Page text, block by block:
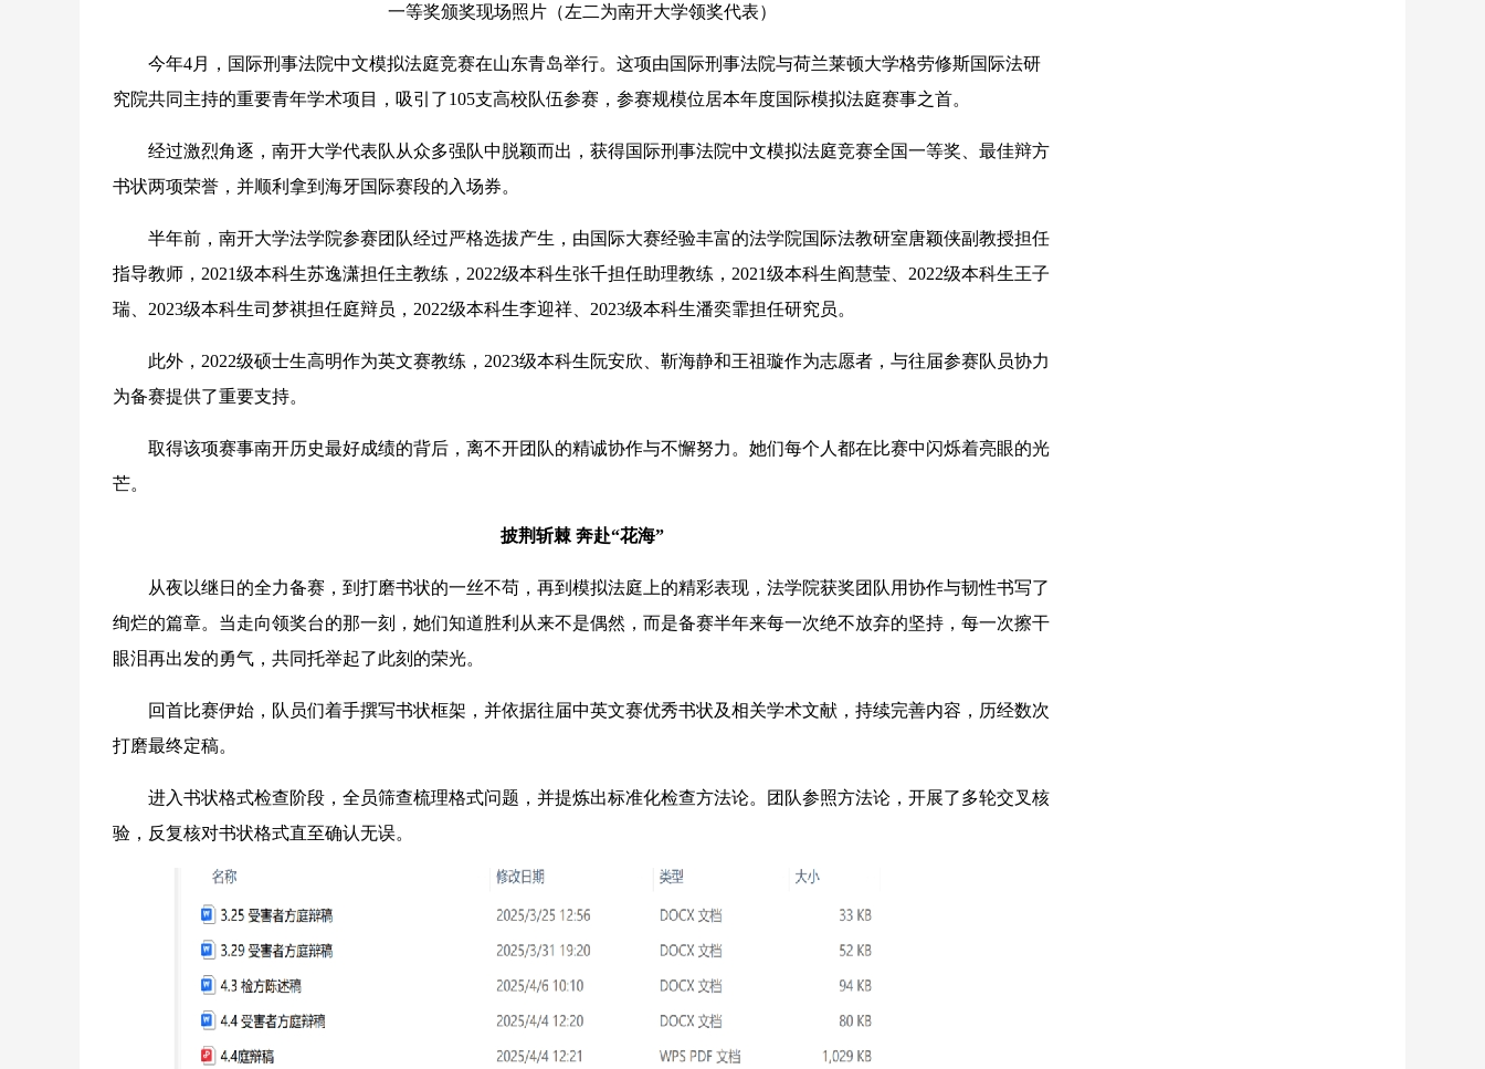
一等奖颁奖现场照片（左二为南开大学领奖代表）
今年4月，国际刑事法院中文模拟法庭竞赛在山东青岛举行。这项由国际刑事法院与荷兰莱顿大学格劳修斯国际法研
究院共同主持的重要青年学术项目，吸引了105支高校队伍参赛，参赛规模位居本年度国际模拟法庭赛事之首。
经过激烈角逐，南开大学代表队从众多强队中脱颖而出，获得国际刑事法院中文模拟法庭竞赛全国一等奖、最佳辩方
书状两项荣誉，并顺利拿到海牙国际赛段的入场券。
半年前，南开大学法学院参赛团队经过严格选拔产生，由国际大赛经验丰富的法学院国际法教研室唐颖侠副教授担任
指导教师，2021级本科生苏逸潇担任主教练，2022级本科生张千担任助理教练，2021级本科生阎慧莹、2022级本科生王子
瑞、2023级本科生司梦祺担任庭辩员，2022级本科生李迎祥、2023级本科生潘奕霏担任研究员。
此外，2022级硕士生高明作为英文赛教练，2023级本科生阮安欣、靳海静和王祖璇作为志愿者，与往届参赛队员协力
为备赛提供了重要支持。
取得该项赛事南开历史最好成绩的背后，离不开团队的精诚协作与不懈努力。她们每个人都在比赛中闪烁着亮眼的光
芒。
披荆斩棘 奔赴“花海”
从夜以继日的全力备赛，到打磨书状的一丝不苟，再到模拟法庭上的精彩表现，法学院获奖团队用协作与韧性书写了
绚烂的篇章。当走向领奖台的那一刻，她们知道胜利从来不是偶然，而是备赛半年来每一次绝不放弃的坚持，每一次擦干
眼泪再出发的勇气，共同托举起了此刻的荣光。
回首比赛伊始，队员们着手撰写书状框架，并依据往届中英文赛优秀书状及相关学术文献，持续完善内容，历经数次
打磨最终定稿。
进入书状格式检查阶段，全员筛查梳理格式问题，并提炼出标准化检查方法论。团队参照方法论，开展了多轮交叉核
验，反复核对书状格式直至确认无误。